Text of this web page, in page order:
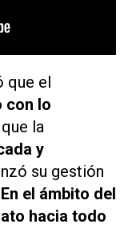
que el
con lo
la
y
su gestión
el ámbito del
hacia todo